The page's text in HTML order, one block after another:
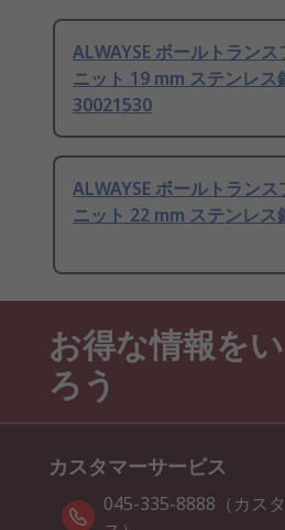
ALWAYSE ボールトラン
ニット 19 mm ステンレス
30021530
ALWAYSE ボールトラン
ニット 22 mm ステンレス
お得な情報を
ろう
カスタマーサービス
045-335-8888（カス